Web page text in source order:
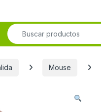
Search for:
Mouse